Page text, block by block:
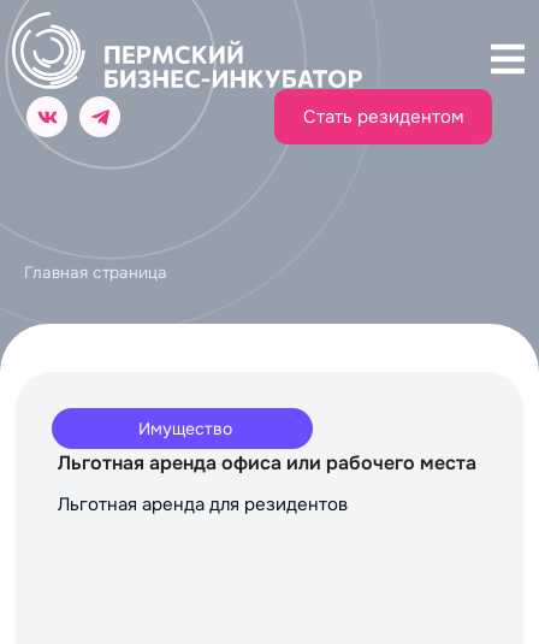
Стать резидентом
Главная страница
Имущество
Льготная аренда офиса или рабочего места
Льготная аренда для резидентов